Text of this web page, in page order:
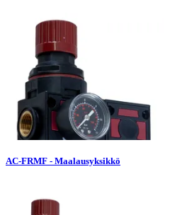
AC-FRMF - Maalausyksikkö